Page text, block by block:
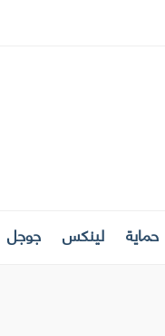
حماية لينكس جوجل